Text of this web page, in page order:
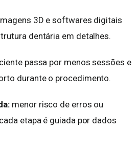
3D e softwares digitais
dentária em detalhes.
passa por menos sessões e
durante o procedimento.
menor risco de erros ou
etapa é guiada por dados